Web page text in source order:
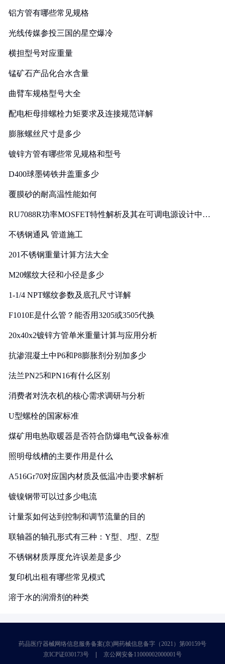
铝方管有哪些常见规格
光线传媒参投三国的星空爆冷
横担型号对应重量
锰矿石产品化合水含量
曲臂车规格型号大全
配电柜母排螺栓力矩要求及连接规范详解
膨胀螺丝尺寸是多少
镀锌方管有哪些常见规格和型号
D400球墨铸铁井盖重多少
覆膜砂的耐高温性能如何
RU7088R功率MOSFET特性解析及其在可调电源设计中的
不锈钢通风 管道施工
201不锈钢重量计算方法大全
M20螺纹大径和小径是多少
1-1/4 NPT螺纹参数及底孔尺寸详解
F1010E是什么管？能否用3205或3505代换
20x40x2镀锌方管单米重量计算与应用分析
抗渗混凝土中P6和P8膨胀剂分别加多少
法兰PN25和PN16有什么区别
消费者对洗衣机的核心需求调研与分析
U型螺栓的国家标准
煤矿用电热取暖器是否符合防爆电气设备标准
照明母线槽的主要作用是什么
A516Gr70对应国内材质及低温冲击要求解析
镀镍钢带可以过多少电流
计量泵如何达到控制和调节流量的目的
联轴器的轴孔形式有三种：Y型、J型、Z型
不锈钢材质厚度允许误差是多少
复印机出租有哪些常见模式
溶于水的润滑剂的种类
药品医疗器械网络信息服务备案(京)网药械信息备字（2021）第00159号
京ICP证030173号
京公网安备11000002000001号